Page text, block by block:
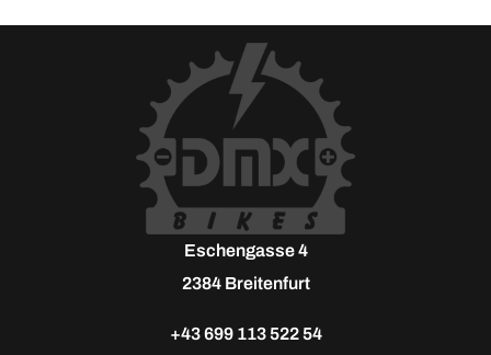
Eschengasse 4
2384 Breitenfurt
+43 699 113 522 54